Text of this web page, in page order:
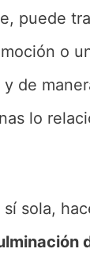
puede
o
de
lo
sí sola,